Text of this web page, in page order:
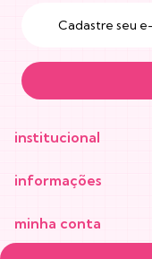
institucional
informações
minha conta